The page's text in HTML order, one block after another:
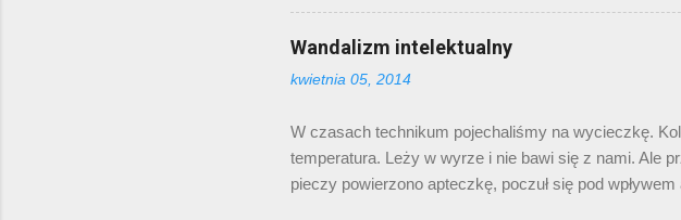
Patrzę w kalendarz i jak ten chłop
napisać post”. I ręce mi jakoś
pomysłowe posty o wampirach u
Wandalizm intelektualny
kwietnia 05, 2014
W czasach technikum pojechaliśmy na wycieczkę.
temperatura. Leży w wyrze i nie bawi się z nami. Ale
pieczy powierzono apteczkę, poczuł się pod